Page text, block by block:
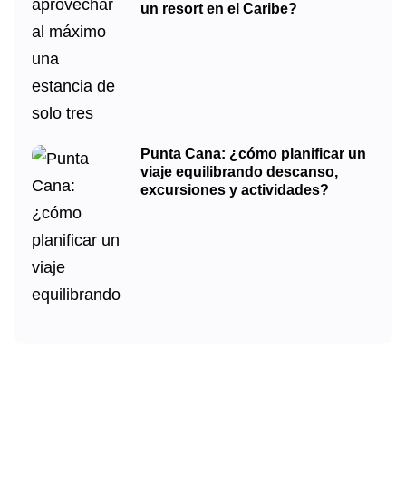
un resort en el Caribe?
Punta Cana: ¿cómo planificar un
viaje equilibrando descanso,
excursiones y actividades?